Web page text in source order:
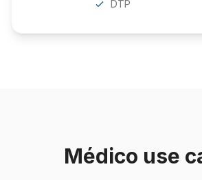
DTP
Médico use